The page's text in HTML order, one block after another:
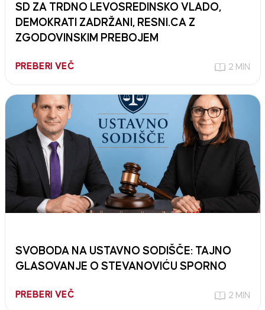
SD ZA TRDNO LEVOSREDINSKO VLADO,
DEMOKRATI ZADRŽANI, RESNI.CA Z
ZGODOVINSKIM PREBOJEM
PREBERI VEČ 2 MIN
SVOBODA NA USTAVNO SODIŠČE: TAJNO
GLASOVANJE O STEVANOVIĆU SPORNO
PREBERI VEČ 2 MIN